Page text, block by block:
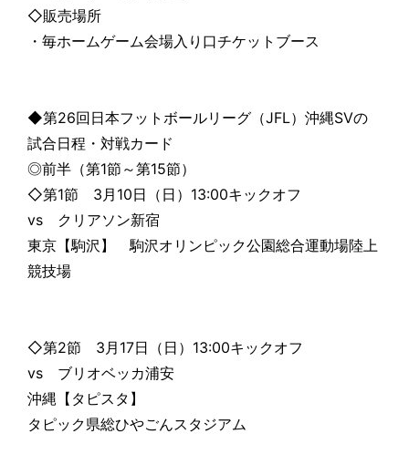
◇販売場所
・毎ホームゲーム会場入り口チケットブース
◆第26回日本フットボールリーグ（JFL）沖縄SVの
試合日程・対戦カード
◎前半（第1節～第15節）
◇第1節 3月10日（日）13:00キックオフ
vs クリアソン新宿
東京【駒沢】 駒沢オリンピック公園総合運動場陸上
競技場
◇第2節 3月17日（日）13:00キックオフ
vs ブリオベッカ浦安
沖縄【タピスタ】
タピック県総ひやごんスタジアム